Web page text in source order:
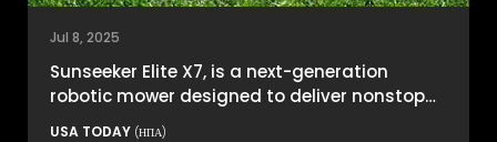
Jul 8, 2025
Sunseeker Elite X7, is a next-generation
robotic mower designed to deliver nonstop
productivity with unmatched cutting
USA TODAY (ΗΠΑ)